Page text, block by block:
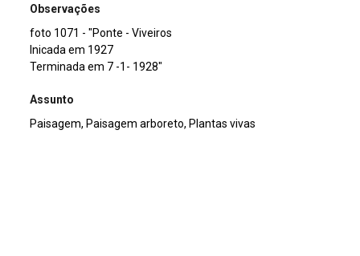
Observações
foto 1071 - "Ponte - Viveiros
Inicada em 1927
Terminada em 7 -1- 1928"
Assunto
Paisagem, Paisagem arboreto, Plantas vivas